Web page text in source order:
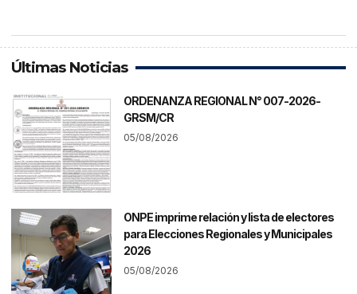
Últimas Noticias
ORDENANZA REGIONAL N° 007-2026-
GRSM/CR
05/08/2026
ONPE imprime relación y lista de electores
para Elecciones Regionales y Municipales
2026
05/08/2026